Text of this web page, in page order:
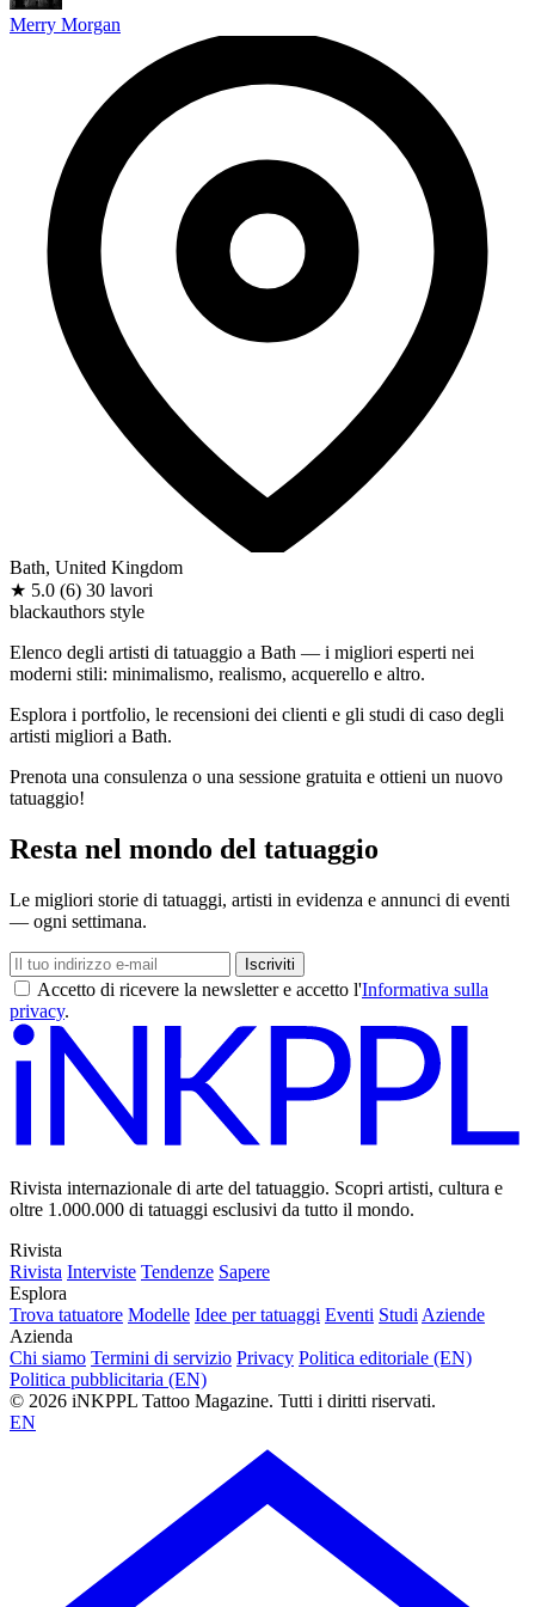
Merry Morgan
Bath, United Kingdom
★ 5.0 (6) 30 lavori
blackauthors style
Elenco degli artisti di tatuaggio a Bath — i migliori esperti nei
moderni stili: minimalismo, realismo, acquerello e altro.
Esplora i portfolio, le recensioni dei clienti e gli studi di caso degli
artisti migliori a Bath.
Prenota una consulenza o una sessione gratuita e ottieni un nuovo
tatuaggio!
Resta nel mondo del tatuaggio
Le migliori storie di tatuaggi, artisti in evidenza e annunci di eventi
— ogni settimana.
Iscriviti
Accetto di ricevere la newsletter e accetto l'Informativa sulla
privacy.
Rivista internazionale di arte del tatuaggio. Scopri artisti, cultura e
oltre 1.000.000 di tatuaggi esclusivi da tutto il mondo.
Rivista
Rivista Interviste Tendenze Sapere
Esplora
Trova tatuatore Modelle Idee per tatuaggi Eventi StudiAziende
Azienda
Chi siamo Termini di servizio Privacy Politica editoriale (EN)
Politica pubblicitaria (EN)
© 2026 iNKPPL Tattoo Magazine. Tutti i diritti riservati.
EN